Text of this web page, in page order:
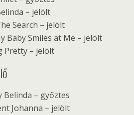
– jelölt
Search – jelölt
Baby Smiles at Me – jelölt
Pretty – jelölt
Belinda – győztes
Johanna – jelölt